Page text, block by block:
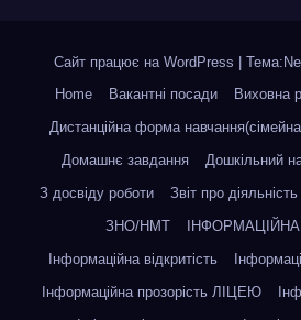
Сайт працює на WordPress |
Home
Вакантні посади Виховна
Дистанційна форма
Домашнє завдання
Дошкільний
З досвіду роботи
Звіт про
ЗНО/НМТ
Інформаційна відкритість
Інформаційна прозорість ЛІЦЕЮ